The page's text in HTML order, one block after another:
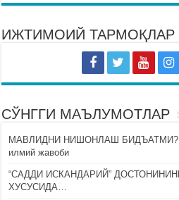
ИЖТИМОИЙ ТАРМОҚЛАР
СЎНГГИ МАЪЛУМОТЛАР
МАВЛИДНИ НИШОНЛАШ БИДЪАТМИ?
илмий жавоби
“САДДИ ИСКАНДАРИЙ”
ХУСУСИДА…